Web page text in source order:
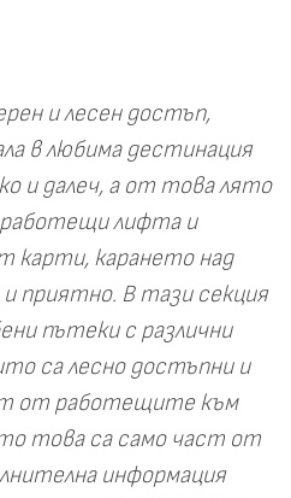
и лесен достъп,
в любима дестинация
и далеч, а от това лято
лифта и
карти, карането над
приятно. В тази секция
пътеки с различни
са лесно достъпни и
от работещите към
това са само част от
информация